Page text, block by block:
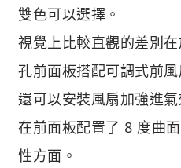
雙色可以選擇。
視覺上比較直觀的差別
孔前面板搭配可調式前
還可以安裝風扇加強進
在前面板配置了 8 度曲
性方面。